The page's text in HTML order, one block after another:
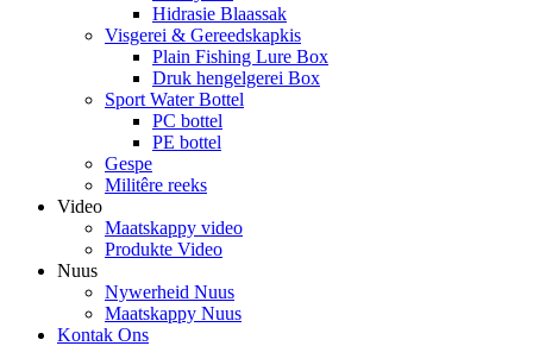
Hidrasie Blaassak
Visgerei & Gereedskapkis
Plain Fishing Lure Box
Druk hengelgerei Box
Sport Water Bottel
PC bottel
PE bottel
Gespe
Militêre reeks
Video
Maatskappy video
Produkte Video
Nuus
Nywerheid Nuus
Maatskappy Nuus
Kontak Ons